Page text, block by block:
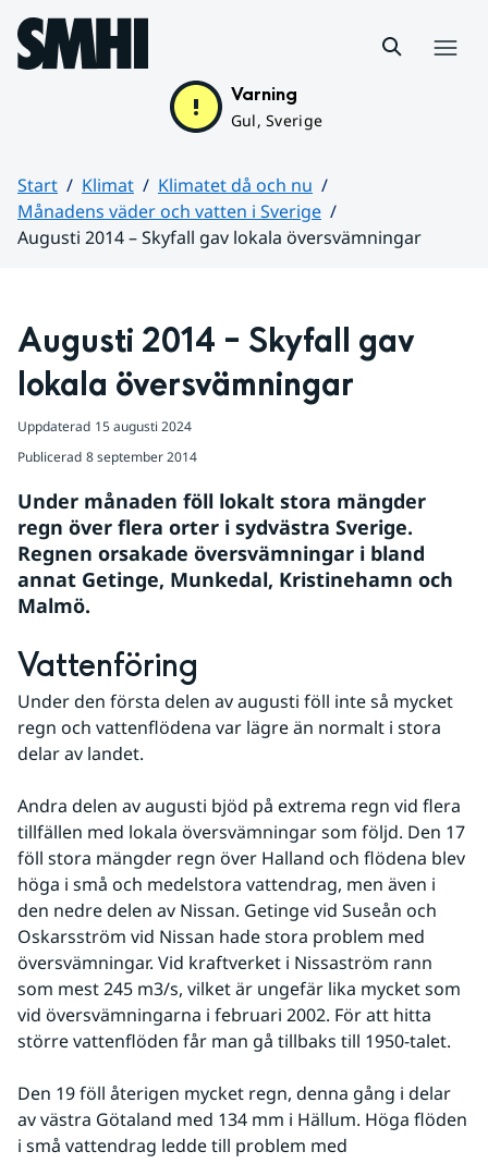
Hoppa till sidans innehåll
Varning
Gul, Sverige
Start Klimat
Klimatet då och nu
Månadens väder och vatten i Sverige
Augusti 2014 – Skyfall gav lokala översvämningar
Augusti 2014 – Skyfall gav
lokala översvämningar
Uppdaterad 15 augusti 2024
Publicerad 8 september 2014
Under månaden föll lokalt stora mängder
regn över flera orter i sydvästra Sverige.
Regnen orsakade översvämningar i bland
annat Getinge, Munkedal, Kristinehamn och
Malmö.
Vattenföring
Under den första delen av augusti föll inte så mycket
regn och vattenflödena var lägre än normalt i stora
delar av landet.
Andra delen av augusti bjöd på extrema regn vid flera
tillfällen med lokala översvämningar som följd. Den 17
föll stora mängder regn över Halland och flödena blev
höga i små och medelstora vattendrag, men även i
den nedre delen av Nissan. Getinge vid Suseån och
Oskarsström vid Nissan hade stora problem med
översvämningar. Vid kraftverket i Nissaström rann
som mest 245 m3/s, vilket är ungefär lika mycket som
vid översvämningarna i februari 2002. För att hitta
större vattenflöden får man gå tillbaks till 1950-talet.
Den 19 föll återigen mycket regn, denna gång i delar
av västra Götaland med 134 mm i Hällum. Höga flöden
i små vattendrag ledde till problem med